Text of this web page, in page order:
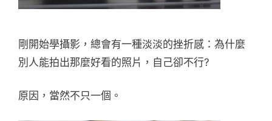
剛開始學攝影，總會有一種淡淡的挫折感：為什麼
別人能拍出那麼好看的照片，自己卻不行?
原因，當然不只一個。